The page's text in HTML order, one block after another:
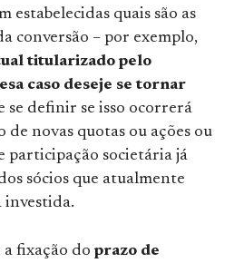
estabelecidas quais são as
conversão – por exemplo,
titularizado pelo
caso deseje se tornar
se definir se isso ocorrerá
de novas quotas ou ações ou
participação societária já
sócios que atualmente
investida.
a fixação do prazo de